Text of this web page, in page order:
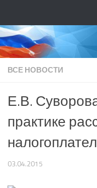
ВСЕ НОВОСТИ
Е.В.
практике
03.04.2015